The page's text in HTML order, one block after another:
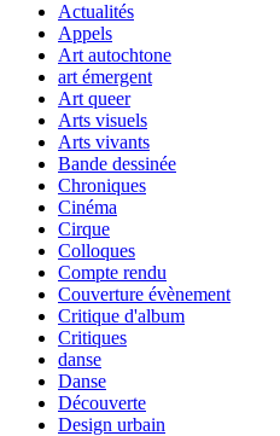
Actualités
Appels
Art autochtone
art émergent
Art queer
Arts visuels
Arts vivants
Bande dessinée
Chroniques
Cinéma
Cirque
Colloques
Compte rendu
Couverture évènement
Critique d'album
Critiques
danse
Danse
Découverte
Design urbain